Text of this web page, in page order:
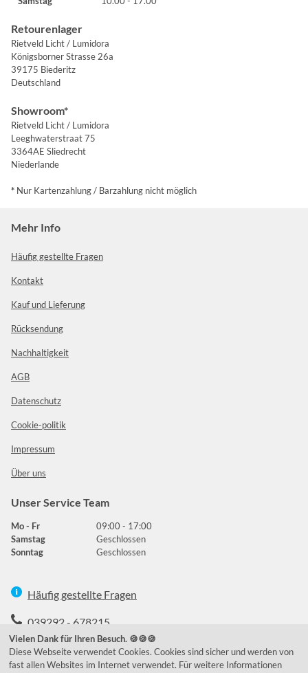
Retourenlager
Rietveld Licht / Lumidora
Königsborner Strasse 26a
39175 Biederitz
Deutschland
Showroom*
Rietveld Licht / Lumidora
Leeghwaterstraat 75
3364AE Sliedrecht
Niederlande
* Nur Kartenzahlung / Barzahlung nicht möglich
Mehr Info
Häufig gestellte Fragen
Kontakt
Kauf und Lieferung
Rücksendung
Nachhaltigkeit
AGB
Datenschutz
Cookie-politik
Impressum
Über uns
Unser Service Team
Mo - Fr
09:00 - 17:00
Samstag
Geschlossen
Sonntag
Geschlossen
Häufig gestellte Fragen
039292 - 678215
de@lumidora.com
Vielen Dank für Ihren Besuch. 🍪🍪🍪
Diese Webseite verwendet Cookies. Cookies sind sicher und werden von
fast allen Websites im Internet verwendet. Für weitere Informationen